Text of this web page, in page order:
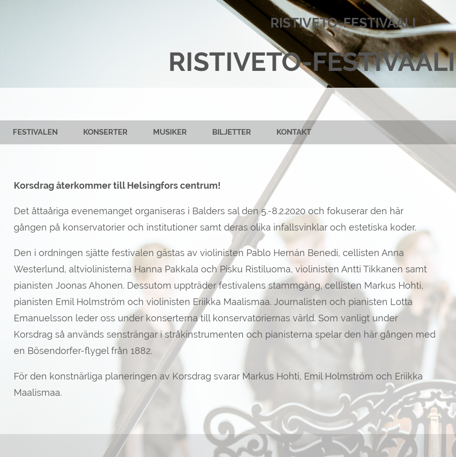
RISTIVETO-FESTIVAALI
RISTIVETO-FESTIVAALI
FESTIVALEN KONSERTER MUSIKER BILJETTER KONTAKT
Korsdrag återkommer till Helsingfors centrum!
Det åttaåriga evenemanget organiseras i Balders sal den 5.-8.2.2020 och fokuserar den här
gången på konservatorier och institutioner samt deras olika infallsvinklar och estetiska koder.
Den i ordningen sjätte festivalen gästas av violinisten Pablo Hernán Benedí, cellisten Anna
Westerlund, altviolinisterna Hanna Pakkala och Pisku Ristiluoma, violinisten Antti Tikkanen samt
pianisten Joonas Ahonen. Dessutom uppträder festivalens stammgäng, cellisten Markus Hohti,
pianisten Emil Holmström och violinisten Eriikka Maalismaa. Journalisten och pianisten Lotta
Emanuelsson leder oss under konserterna till konservatoriernas värld. Som vanligt under
Korsdrag så används sensträngar i stråkinstrumenten och pianisterna spelar den här gången med
en Bösendorfer-flygel från 1882.
För den konstnärliga planeringen av Korsdrag svarar Markus Hohti, Emil Holmström och Eriikka
Maalismaa.